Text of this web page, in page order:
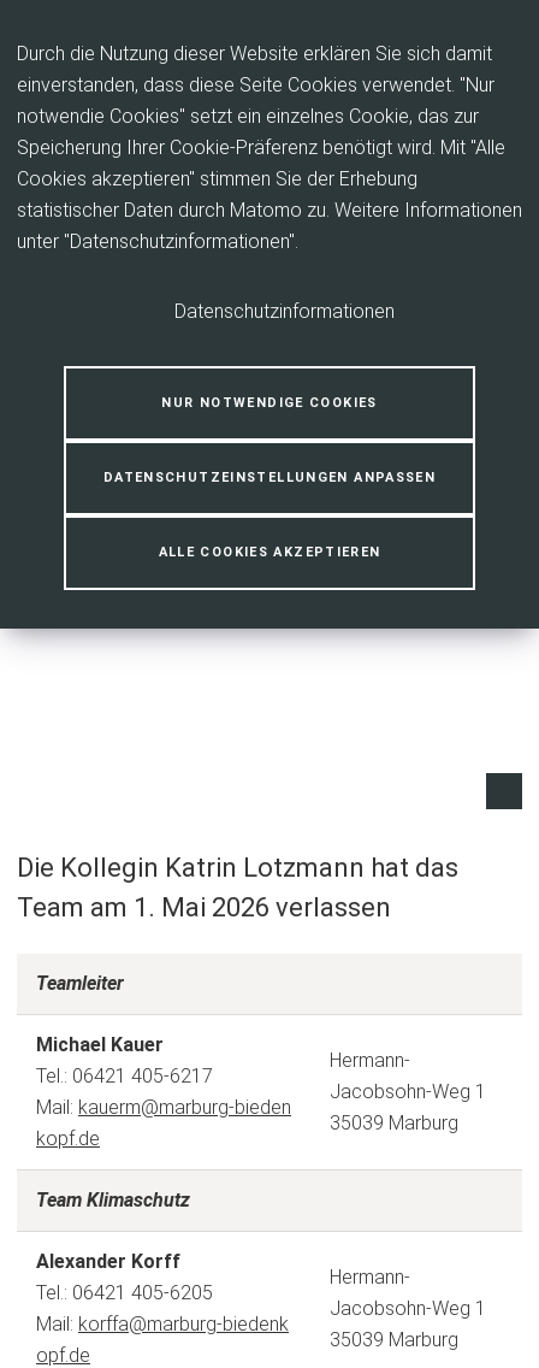
Durch die Nutzung dieser Website erklären Sie sich damit
einverstanden, dass diese Seite Cookies verwendet. "Nur
notwendie Cookies" setzt ein einzelnes Cookie, das zur
Speicherung Ihrer Cookie-Präferenz benötigt wird. Mit "Alle
Cookies akzeptieren" stimmen Sie der Erhebung
statistischer Daten durch Matomo zu. Weitere Informationen
unter "Datenschutzinformationen".
Datenschutzinformationen
NUR NOTWENDIGE COOKIES
DATENSCHUTZEINSTELLUNGEN ANPASSEN
ALLE COOKIES AKZEPTIEREN
Über uns
Die Teams Klimaschutz und Klimaanpassung des
Landkreises Marburg-Biedenkopf.
Ansprechpersonen und
Kontaktdaten
Die Kollegin Katrin Lotzmann hat das
Team am 1. Mai 2026 verlassen
Teamleiter
Michael Kauer
Tel.: 06421 405-6217
Mail: kauerm
marburg-bieden
kopf de
Hermann-
Jacobsohn-Weg 1
35039 Marburg
Team Klimaschutz
Alexander Korff
Tel.: 06421 405-6205
Mail: korffa
marburg-biedenk
opf de
Hermann-
Jacobsohn-Weg 1
35039 Marburg